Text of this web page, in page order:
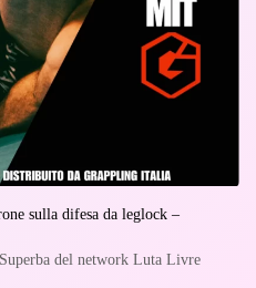
sulla difesa da leglock –
del network Luta Livre